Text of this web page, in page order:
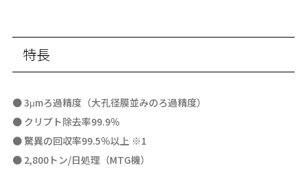
特長
● 3μmろ過精度（大孔径膜並みのろ過精度）
● クリプト除去率99.9％
● 驚異の回収率99.5％以上 ※1
● 2,800トン/日処理（MTG機）